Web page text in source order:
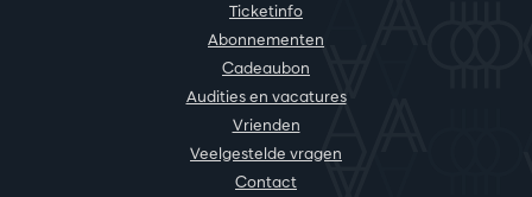
Ticketinfo
Abonnementen
Cadeaubon
Audities en vacatures
Vrienden
Veelgestelde vragen
Contact